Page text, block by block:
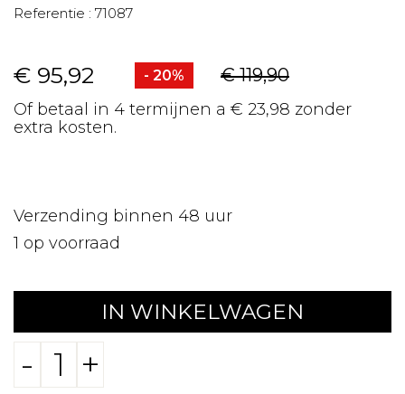
Referentie : 71087
€ 95,92 - 20% € 119,90
Of betaal in 4 termijnen a € 23,98 zonder
extra kosten.
Verzending binnen 48 uur
1 op voorraad
IN WINKELWAGEN
- +